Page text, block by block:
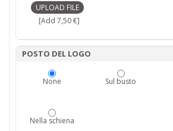
[Add 7,50 €]
POSTO DEL LOGO
None Sul busto
Nella schiena